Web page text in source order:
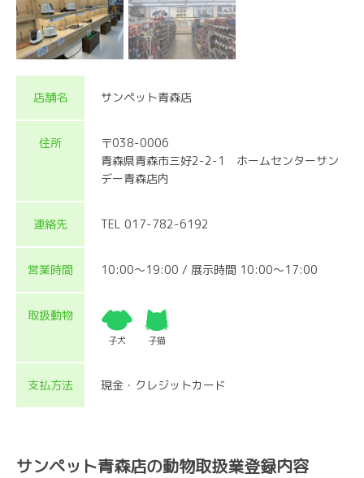
店舗名 サンペット青森店
住所
〒038-0006
青森県青森市三好2-2-1 ホームセンターサン
デー青森店内
連絡先 TEL 017-782-6192
営業時間 10:00〜19:00 / 展示時間 10:00〜17:00
取扱動物
子犬 子猫
支払方法 現金・クレジットカード
サンペット青森店の動物取扱業登録内容